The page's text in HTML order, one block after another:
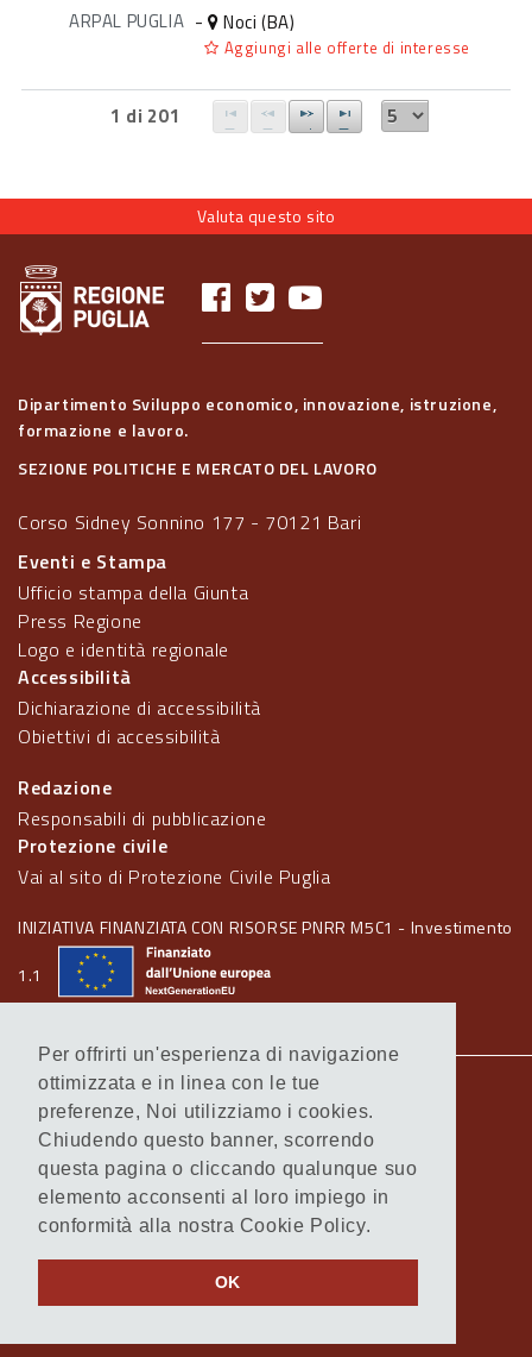
Per offrirti un'esperienza di navigazione
ottimizzata e in linea con le tue
preferenze, Noi utilizziamo i cookies.
Chiudendo questo banner, scorrendo
questa pagina o cliccando qualunque suo
elemento acconsenti al loro impiego in
conformità alla nostra Cookie Policy.
OK
ARPAL PUGLIA - Noci (BA)
Aggiungi alle offerte di interesse
1 di 201
Valuta questo sito
Dipartimento Sviluppo economico, innovazione, istruzione,
formazione e lavoro.
SEZIONE POLITICHE E MERCATO DEL LAVORO
Corso Sidney Sonnino 177 - 70121 Bari
Eventi e Stampa
Ufficio stampa della Giunta
Press Regione
Logo e identità regionale
Accessibilità
Dichiarazione di accessibilità
Obiettivi di accessibilità
Redazione
Responsabili di pubblicazione
Protezione civile
Vai al sito di Protezione Civile Puglia
INIZIATIVA FINANZIATA CON RISORSE PNRR M5C1 - Investimento
1.1
Note legali
Informativa Cookie
Informativa Privacy
Amministrazione trasparente
Atti di notifica
Feed RSS
Servizi Intranet